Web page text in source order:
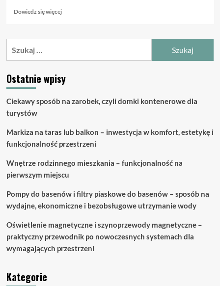
Dowiedz się więcejDowiedz
o
Ostatnie wpisy
Ciekawy sposób na zarobek, czyli domki kontenerowe dla
turystów
Markiza na taras lub balkon – inwestycja w komfort, estetykę i
funkcjonalność przestrzeni
Wnętrze rodzinnego mieszkania – funkcjonalność na
pierwszym miejscu
Pompy do basenów i filtry piaskowe do basenów – sposób na
wydajne, ekonomiczne i bezobsługowe utrzymanie wody
Oświetlenie magnetyczne i szynoprzewody magnetyczne –
praktyczny przewodnik po nowoczesnych systemach dla
wymagających przestrzeni
Kategorie